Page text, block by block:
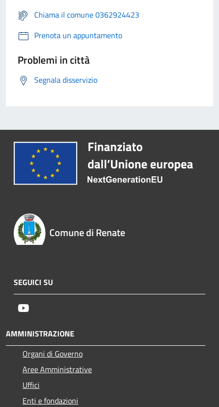
Chiama il comune 0362924423
Prenota un appuntamento
Problemi in città
Segnala disservizio
Comune di Renate
SEGUICI SU
AMMINISTRAZIONE
Organi di Governo
Aree Amministrative
Uffici
Enti e fondazioni